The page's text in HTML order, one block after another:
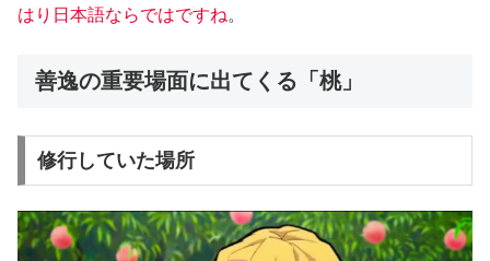
はり日本語ならではですね。
善逸の重要場面に出てくる「桃」
修行していた場所